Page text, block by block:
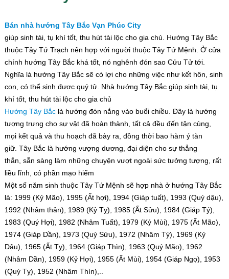
Bán nhà hướng Tây Bắc Vạn Phúc City
giúp sinh tài, tụ khí tốt, thu hút tài lộc cho gia chủ. Hướng Tây Bắc
thuộc Tây Tứ Trạch nên hợp với người thuộc Tây Tứ Mệnh. Ở cửa
chính hướng Tây Bắc khá tốt, nó nghênh đón sao Cửu Tử tới.
Nghĩa là hướng Tây Bắc sẽ có lợi cho những việc như kết hôn, sinh
con, có thể sinh được quý tử. Nhà hướng Tây Bắc giúp sinh tài, tụ
khí tốt, thu hút tài lộc cho gia chủ
Hướng Tây Bắclà hướng đón nắng vào buổi chiều. Đây là hướng
tượng trưng cho sự vật đã hoàn thành, tất cả đều đến tận cùng,
mọi kết quả và thu hoạch đã bày ra, đồng thời bao hàm ý tàn
giữ. Tây Bắc là hướng vượng dương, đại diện cho sự thẳng
thắn, sẵn sàng làm những chuyện vượt ngoài sức tưởng tượng, rất
liều lĩnh, có phần mạo hiểm
Một số năm sinh thuộc Tây Tứ Mệnh sẽ hợp nhà ở hướng Tây Bắc
là: 1999 (Kỷ Mão), 1995 (Ất hợi), 1994 (Giáp tuất), 1993 (Quý dậu),
1992 (Nhâm thân), 1989 (Kỷ Tỵ), 1985 (Ất Sửu), 1984 (Giáp Tý),
1983 (Quý Hợi), 1982 (Nhâm Tuất), 1979 (Kỷ Mùi), 1975 (Ất Mão),
1974 (Giáp Dần), 1973 (Quý Sửu), 1972 (Nhâm Tý), 1969 (Kỷ
Dậu), 1965 (Ất Tỵ), 1964 (Giáp Thìn), 1963 (Quý Mão), 1962
(Nhâm Dần), 1959 (Kỷ Hợi), 1955 (Ất Mùi), 1954 (Giáp Ngọ), 1953
(Quý Tỵ), 1952 (Nhâm Thìn),..